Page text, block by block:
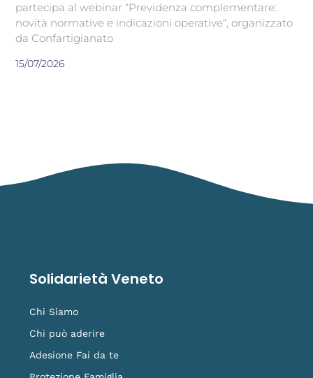
partecipa al webinar “Previdenza complementare:
novità normative e indicazioni operative“, organizzato
da Confartigianato
15/07/2026
Solidarietà Veneto
Chi Siamo
Chi può aderire
Adesione Fai da te